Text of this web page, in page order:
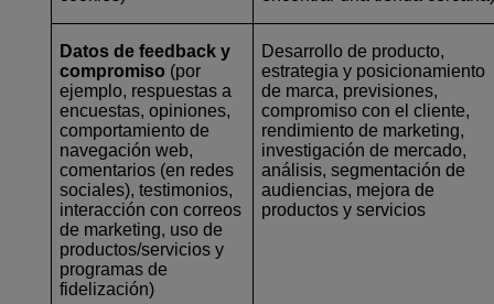
Datos de feedback y
compromiso (por
ejemplo, respuestas a
encuestas, opiniones,
comportamiento de
navegación web,
comentarios (en redes
sociales), testimonios,
interacción con correos
de marketing, uso de
productos/servicios y
programas de
fidelización)
Desarrollo de producto,
estrategia y posicionamiento
de marca, previsiones,
compromiso con el cliente,
rendimiento de marketing,
investigación de mercado,
análisis, segmentación de
audiencias, mejora de
productos y servicios